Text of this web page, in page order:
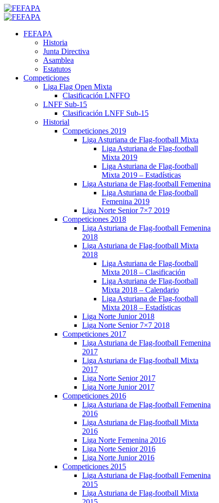
Saltar
al
Menú
FEFAPA
Historia
Junta Directiva
Asamblea
Estatutos
Competiciones
Liga Flag Open Mixta
Clasificación LNFFO
LNFF Sub-15
Clasificación LNFF Sub-15
Historial
Competiciones 2019
Liga Asturiana de Flag-football Mixta
Liga Asturiana de Flag-football
Mixta 2019
Liga Asturiana de Flag-football
Mixta 2019 – Estadísticas
Liga Asturiana de Flag-football Femenina
Liga Asturiana de Flag-football
Femenina 2019
Liga Norte Senior 7×7 2019
Competiciones 2018
Liga Asturiana de Flag-football Femenina
2018
Liga Asturiana de Flag-football Mixta
2018
Liga Asturiana de Flag-football
Mixta 2018 – Clasificación
Liga Asturiana de Flag-football
Mixta 2018 – Calendario
Liga Asturiana de Flag-football
Mixta 2018 – Estadísticas
Liga Norte Junior 2018
Liga Norte Senior 7×7 2018
Competiciones 2017
Liga Asturiana de Flag-football Femenina
2017
Liga Asturiana de Flag-football Mixta
2017
Liga Norte Senior 2017
Liga Norte Junior 2017
Competiciones 2016
Liga Asturiana de Flag-football Femenina
2016
Liga Asturiana de Flag-football Mixta
2016
Liga Norte Femenina 2016
Liga Norte Senior 2016
Liga Norte Junior 2016
Competiciones 2015
Liga Asturiana de Flag-football Femenina
2015
Liga Asturiana de Flag-football Mixta